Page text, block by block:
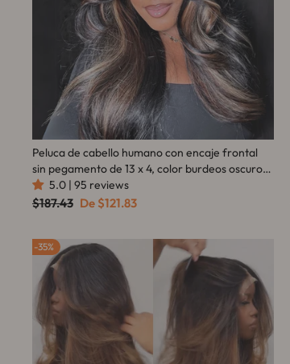
Peluca de cabello humano con encaje frontal
sin pegamento de 13 x 4, color burdeos oscuro
99J, ondulado, transparente, prearrancado,
pelucas de cabello humano con encaje frontal -
5.0 | 95 reviews
Precio
$187.43 Precio
De $121.83
35%